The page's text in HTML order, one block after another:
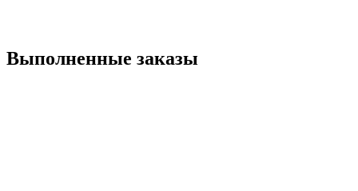
Выполненные заказы